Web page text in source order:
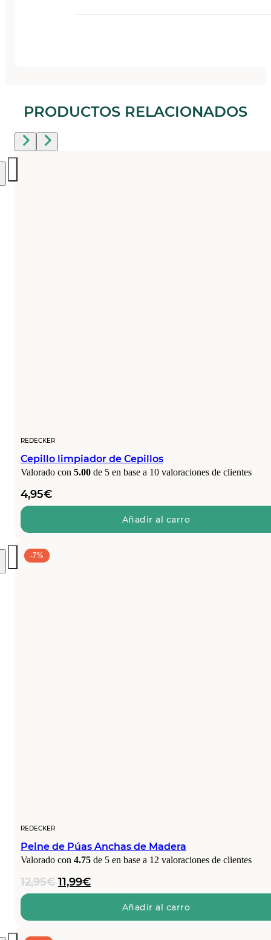
PRODUCTOS RELACIONADOS
REDECKER
Cepillo limpiador de Cepillos
Valorado con 5.00 de 5 en base a 10 valoraciones de clientes
4,95€
Añadir al carro
-7%
REDECKER
Peine de Púas Anchas de Madera
Valorado con 4.75 de 5 en base a 12 valoraciones de clientes
12,95€ El
precio
era:
11,99€El
precio
actual
es:
Añadir al carro